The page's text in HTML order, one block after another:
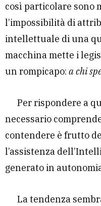
così particolare sono
l’impossibilità di
intellettuale di una
macchina mette i
un rompicapo: a chi
Per rispondere a
necessario
contendere è frutto
l’assistenza
generato in
La tendenza